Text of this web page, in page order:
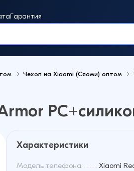
Гарантия
Чехол на Xiaomi (Сяоми) оптом
Характеристики
Модель телефона Xiaomi